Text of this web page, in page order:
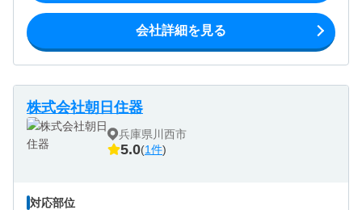
会社詳細を見る
株式会社朝日住器
兵庫県川西市
5.0(1件)
対応部位